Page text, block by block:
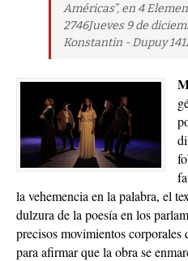
Américas”, en 4
2746Jueves 9 de
Konstantin - Dupuy
la vehemencia en la palabra, el
dulzura de la poesía en los
precisos movimientos corporales
para afirmar que la obra se